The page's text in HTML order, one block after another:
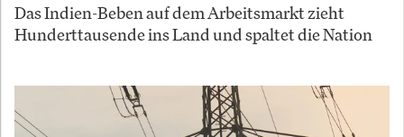
Das Indien-Beben auf dem Arbeitsmarkt zieht
Hunderttausende ins Land und spaltet die Nation